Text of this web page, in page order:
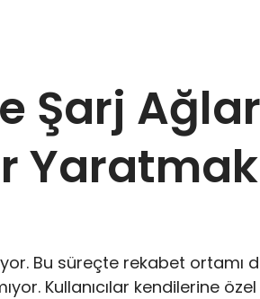
Şarj
Yaratmak
Bu süreçte rekabet
Kullanıcılar kendilerine